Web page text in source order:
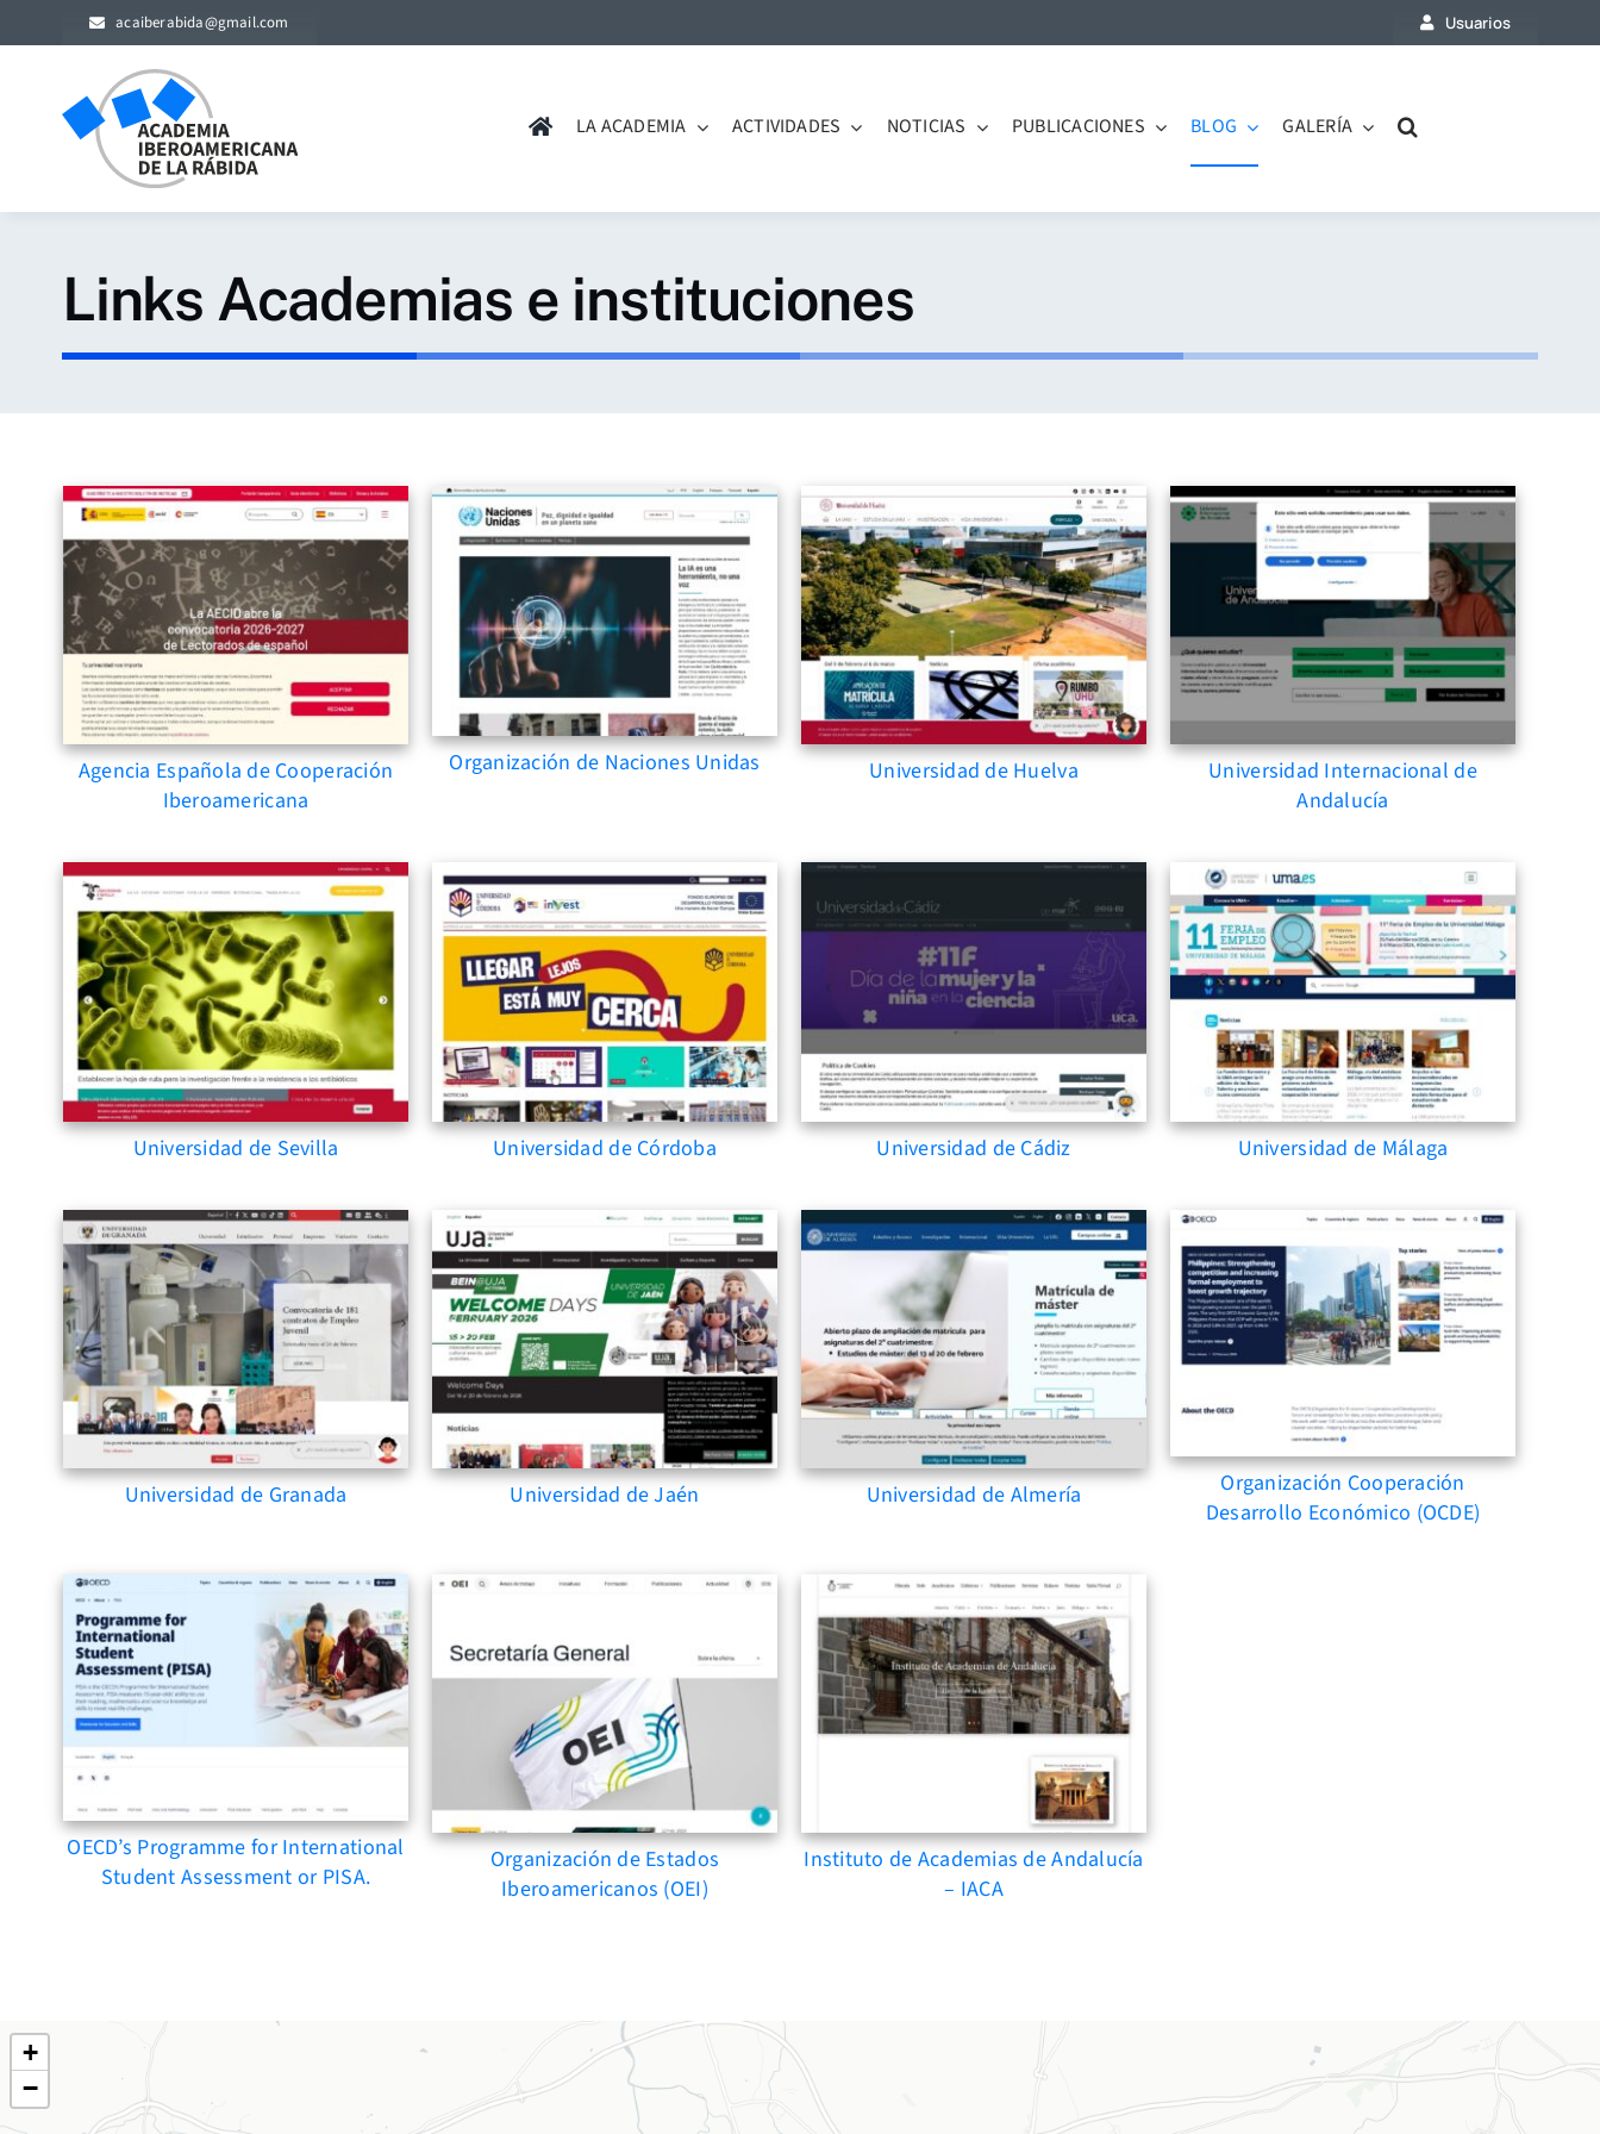
to
acaiberabida@gmail.com Usuarios
LA ACADEMIA ACTIVIDADES NOTICIAS PUBLICACIONES BLOG GALERÍA
Links Academias e instituciones
Agencia Española de Cooperación
Iberoamericana
Organización de Naciones Unidas Universidad de Huelva
Universidad Internacional de
Andalucía
Universidad de Sevilla Universidad de Córdoba Universidad de Cádiz Universidad de Málaga
Universidad de Granada Universidad de Jaén Universidad de Almería
Organización Cooperación
Desarrollo Económico (OCDE)
OECD’s Programme for International
Student Assessment or PISA.
Organización de Estados
Iberoamericanos (OEI)
Instituto de Academias de Andalucía
– IACA
+
−